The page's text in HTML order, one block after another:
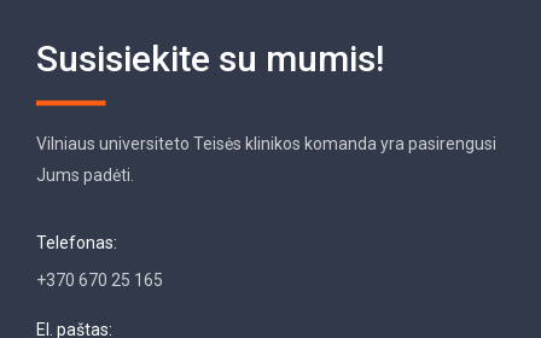
Susisiekite su mumis!
Vilniaus universiteto Teisės klinikos komanda yra pasirengusi
Jums padėti.
Telefonas:
+370 670 25 165
El. paštas: